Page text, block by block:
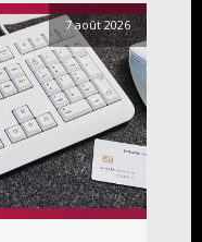
7 août 2026